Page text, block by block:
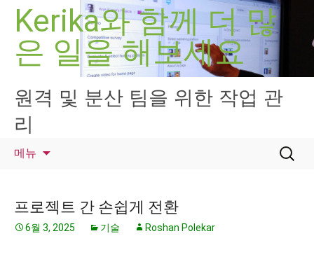
Kerika와 함께 더 많
은 일을 해보세요
원격 및 분산 팀을 위한 작업 관
리
메뉴
검
색:
프로젝트 간 손쉽게 전환
6월 3, 2025 기술 Roshan Polekar